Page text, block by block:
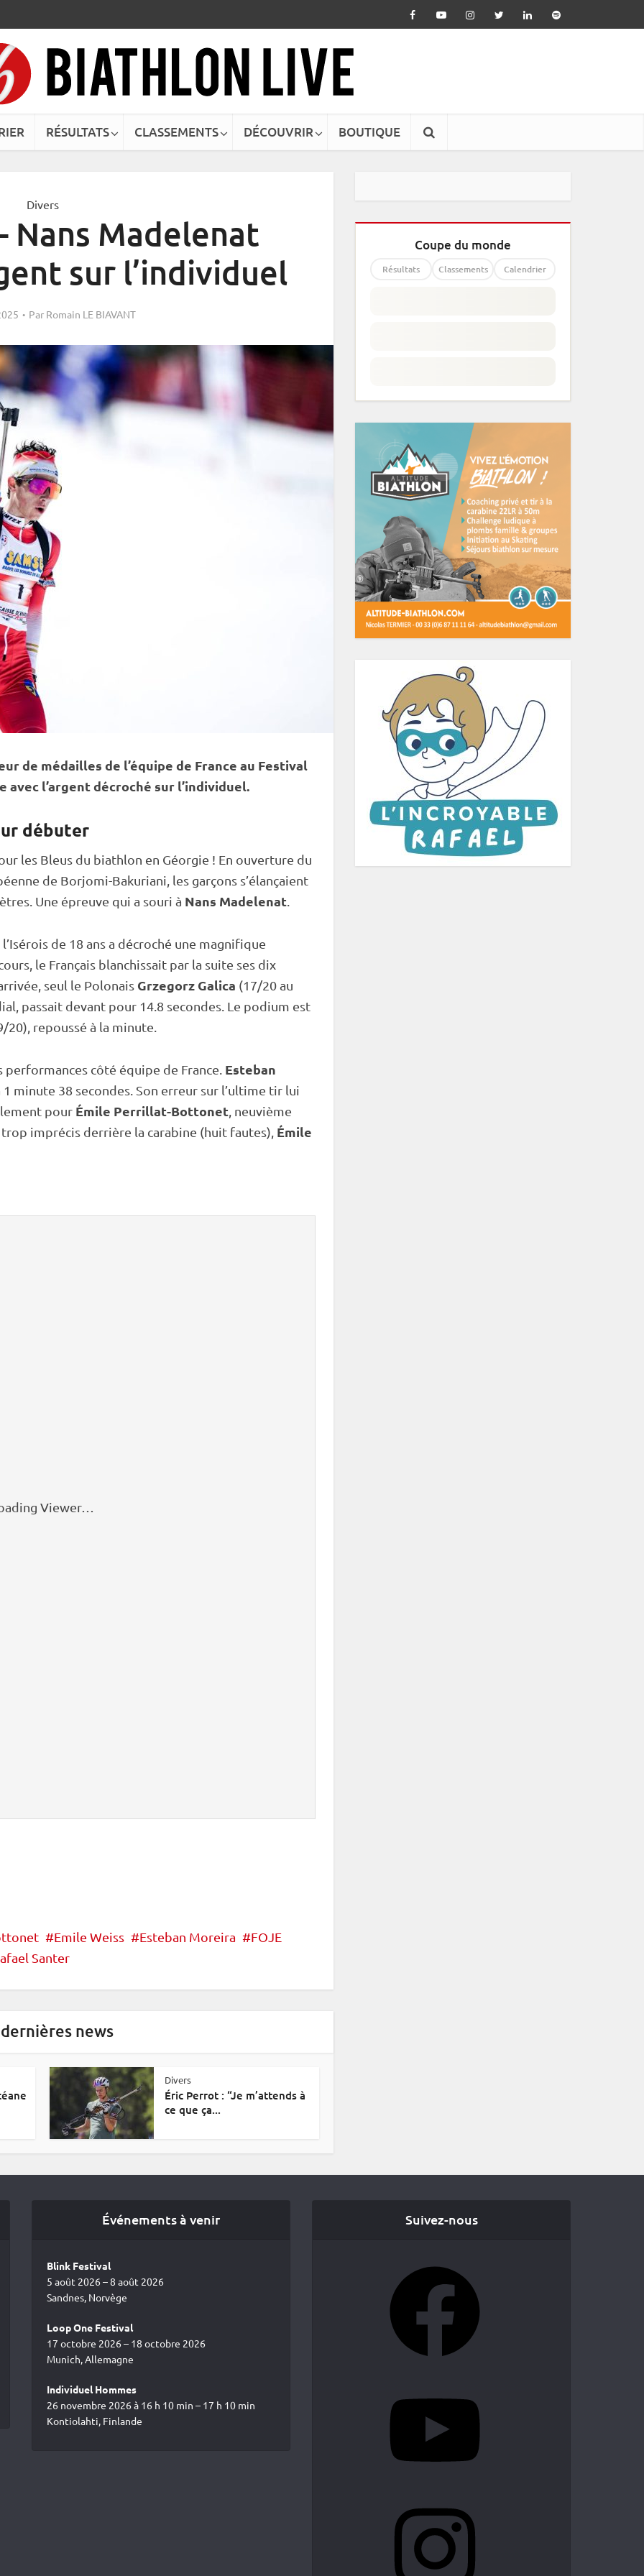
RÉSULTATS CLASSEMENTS DÉCOUVRIR BOUTIQUE
Divers
Nans Madelenat
sur l’individuel
Par Romain LE BIAVANT
de médailles de l’équipe de France au Festival
l’argent décroché sur l’individuel.
débuter
les Bleus du biathlon en Géorgie ! En ouverture du
de Borjomi-Bakuriani, les garçons s’élançaient
Une épreuve qui a souri à Nans Madelenat
de 18 ans a décroché une magnifique
le Français blanchissait par la suite ses dix
seul le Polonais Grzegorz Galica (17/20 au
passait devant pour 14.8 secondes. Le podium est
20), repoussé à la minute.
côté équipe de France. Esteban
minute 38 secondes. Son erreur sur l’ultime tir lui
pour Émile Perrillat-Bottonet , neuvième
imprécis derrière la carabine (huit fautes), Émile
Viewer…
Emile Weiss Esteban Moreira
FOJE
Santer
news
Divers
Éric Perrot : “Je m’attends à
ce que ça...
Coupe du monde
Résultats Classements Calendrier
Événements à venir
Blink Festival
5 août 2026 – 8 août 2026
Sandnes, Norvège
Loop One Festival
17 octobre 2026 – 18 octobre 2026
Munich, Allemagne
Individuel Hommes
26 novembre 2026 à 16 h 10 min – 17 h 10 min
Kontiolahti, Finlande
Suivez-nous